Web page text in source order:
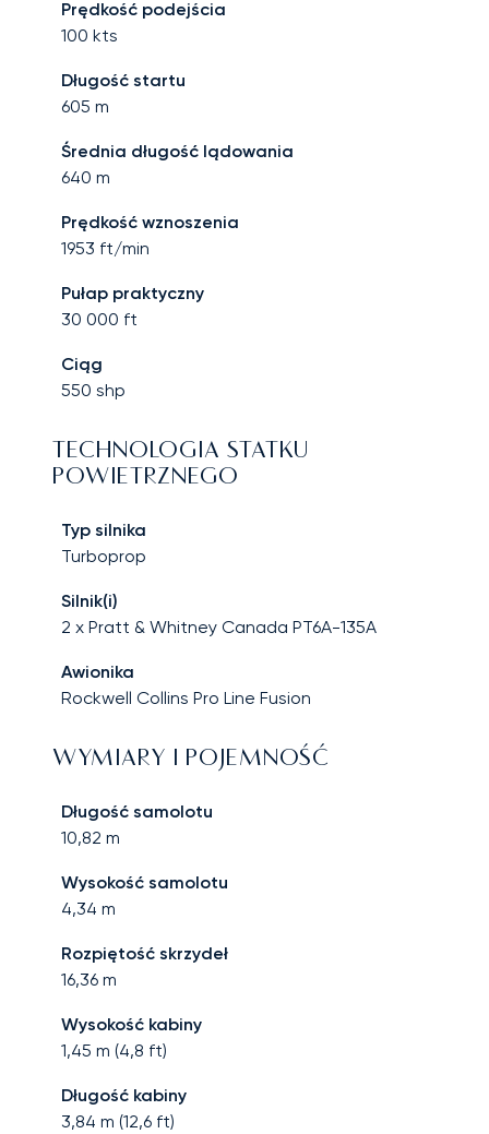
Prędkość podejścia
100 kts
Długość startu
605 m
Średnia długość lądowania
640 m
Prędkość wznoszenia
1953 ft/min
Pułap praktyczny
30 000 ft
Ciąg
550 shp
TECHNOLOGIA STATKU
POWIETRZNEGO
Typ silnika
Turboprop
Silnik(i)
2 x Pratt & Whitney Canada PT6A-135A
Awionika
Rockwell Collins Pro Line Fusion
WYMIARY I POJEMNOŚĆ
Długość samolotu
10,82 m
Wysokość samolotu
4,34 m
Rozpiętość skrzydeł
16,36 m
Wysokość kabiny
1,45 m (4,8 ft)
Długość kabiny
3,84 m (12,6 ft)